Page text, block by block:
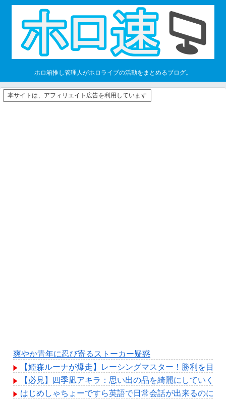
ホロ箱推し管理人がホロライブの活動をまとめるブログ。
本サイトは、アフィリエイト広告を利用しています
爽やか青年に忍び寄るストーカー疑惑
【姫森ルーナが爆走】レーシングマスター！勝利を目
【必見】四季凪アキラ：思い出の品を綺麗にしていく。
はじめしゃちょーですら英語で日常会話が出来るのに